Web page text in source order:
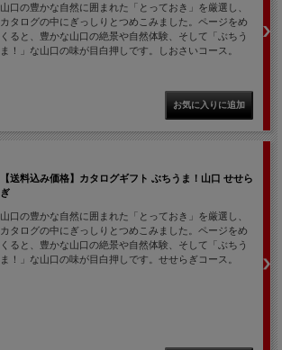
山口の豊かな自然に囲まれた「とっておき」を厳選し、
カタログの中にぎっしりとつめこみました。ページをめ
くると、豊かな山口の絶景や自然体験、そして「ぶちう
ま！」な山口の味が目白押しです。しおさいコース。
【送料込み価格】カタログギフト ぶちうま！山口 せせら
ぎ
山口の豊かな自然に囲まれた「とっておき」を厳選し、
カタログの中にぎっしりとつめこみました。ページをめ
くると、豊かな山口の絶景や自然体験、そして「ぶちう
ま！」な山口の味が目白押しです。せせらぎコース。